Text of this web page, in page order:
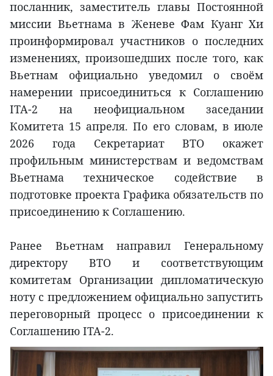
посланник, заместитель главы Постоянной
миссии Вьетнама в Женеве Фам Куанг Хи
проинформировал участников о последних
изменениях, произошедших после того, как
Вьетнам официально уведомил о своём
намерении присоединиться к Соглашению
ITA-2 на неофициальном заседании
Комитета 15 апреля. По его словам, в июле
2026 года Секретариат ВТО окажет
профильным министерствам и ведомствам
Вьетнама техническое содействие в
подготовке проекта Графика обязательств по
присоединению к Соглашению.
Ранее Вьетнам направил Генеральному
директору ВТО и соответствующим
комитетам Организации дипломатическую
ноту с предложением официально запустить
переговорный процесс о присоединении к
Соглашению ITA-2.